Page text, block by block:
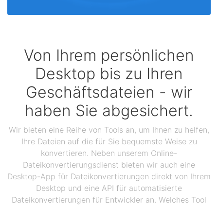
Von Ihrem persönlichen
Desktop bis zu Ihren
Geschäftsdateien - wir
haben Sie abgesichert.
Wir bieten eine Reihe von Tools an, um Ihnen zu helfen,
Ihre Dateien auf die für Sie bequemste Weise zu
konvertieren. Neben unserem Online-
Dateikonvertierungsdienst bieten wir auch eine
Desktop-App für Dateikonvertierungen direkt von Ihrem
Desktop und eine API für automatisierte
Dateikonvertierungen für Entwickler an. Welches Tool